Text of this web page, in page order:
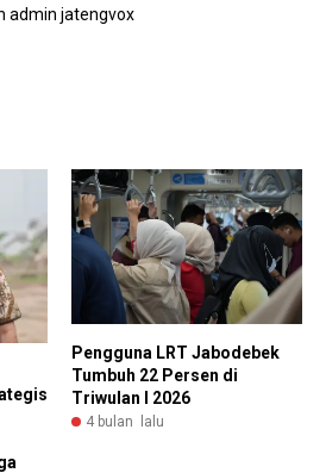
admin jatengvox
Pengguna LRT Jabodebek
Tumbuh 22 Persen di
Triwulan I 2026
4 bulan lalu